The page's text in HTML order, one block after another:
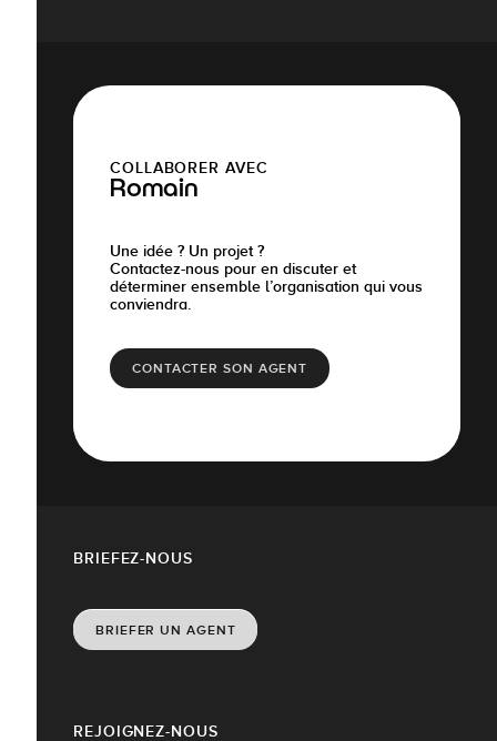
COLLABORER AVEC
Romain
Une idée ? Un projet ?
Contactez-nous pour en discuter et
déterminer ensemble l’organisation qui vous
conviendra.
CONTACTER SON AGENT
REJOIGNEZ-NOUS
BRIEFEZ-NOUS
BRIEFER UN AGENT